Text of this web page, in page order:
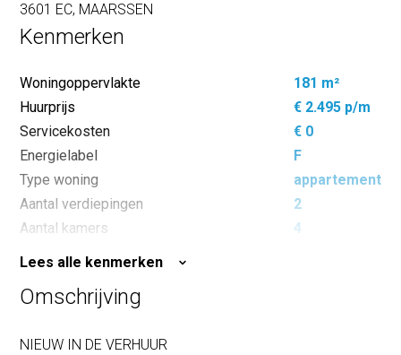
3601 EC, MAARSSEN
Kenmerken
Woningoppervlakte
181 m²
Huurprijs
€ 2.495 p/m
Servicekosten
€ 0
Energielabel
F
Type woning
appartement
Aantal verdiepingen
2
Aantal kamers
4
Aantal slaapkamers
Oppervlakte buitenruimte
Lees alle kenmerken
Omschrijving
NIEUW IN DE VERHUUR